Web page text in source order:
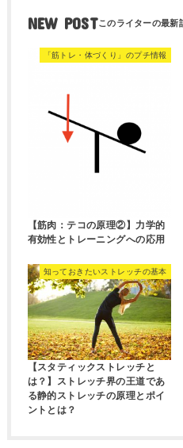
NEW POST
「筋トレ・体づくり」のプチ情報
【筋肉：テコの原理②】力学的
有効性とトレーニングへの応用
知っておきたいストレッチの基本
【スタティックストレッチと
は？】ストレッチ界の王道であ
る静的ストレッチの原理とポイ
ントとは？